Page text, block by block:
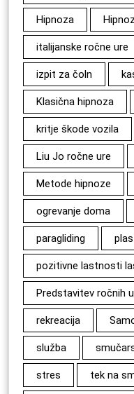
Hipnoza
italijanske ročne ure
izpit za čoln
Klasična hipnoza
kritje škode vozila
Liu Jo ročne ure
Metode hipnoze
ogrevanje doma
paragliding
pozitivne lastnosti
Predstavitev ročnih
rekreacija
služba
stres tek na